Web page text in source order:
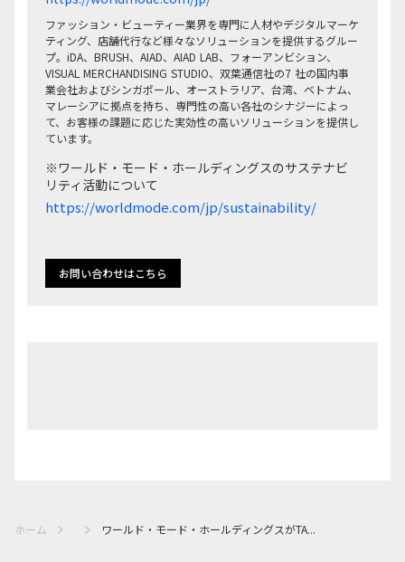
ファッション・ビューティー業界を専門に人材やデジタルマーケ
ティング、店舗代行など様々なソリューションを提供するグルー
プ。iDA、BRUSH、AIAD、AIAD LAB、フォーアンビション、
VISUAL MERCHANDISING STUDIO、双葉通信社の7 社の国内事
業会社およびシンガポール、オーストラリア、台湾、ベトナム、
マレーシアに拠点を持ち、専門性の高い各社のシナジーによっ
て、お客様の課題に応じた実効性の高いソリューションを提供し
ています。
※ワールド・モード・ホールディングスのサステナビ
リティ活動について
https://worldmode.com/jp/sustainability/
お問い合わせはこちら
ホーム ワールド・モード・ホールディングスがTA...